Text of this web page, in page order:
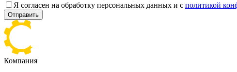
Я согласен на обработку персональных данных и с политикой
Отправить
Компания